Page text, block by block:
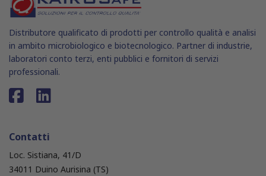
Distributore qualificato di prodotti per controllo qualità e analisi
in ambito microbiologico e biotecnologico. Partner di industrie,
laboratori conto terzi, enti pubblici e fornitori di servizi
professionali.
Contatti
Loc. Sistiana, 41/D
34011 Duino Aurisina (TS)